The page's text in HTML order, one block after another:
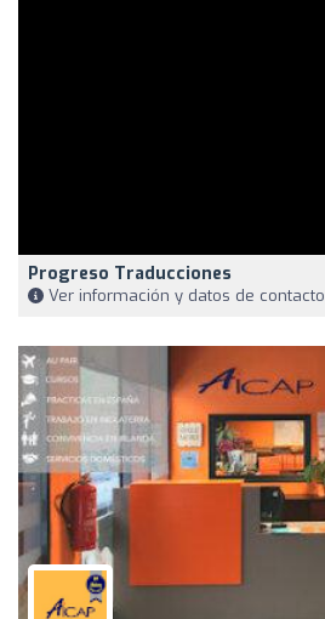
Progreso Traducciones
Ver información y datos de contacto